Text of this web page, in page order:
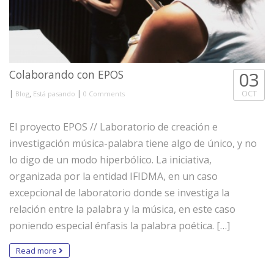
Colaborando con EPOS
| Blog, Está pasando | 0 Comments
03
OCT
El proyecto EPOS // Laboratorio de creación e
investigación música-palabra tiene algo de único, y no
lo digo de un modo hiperbólico. La iniciativa,
organizada por la entidad IFIDMA, en un caso
excepcional de laboratorio donde se investiga la
relación entre la palabra y la música, en este caso
poniendo especial énfasis la palabra poética. […]
Read more